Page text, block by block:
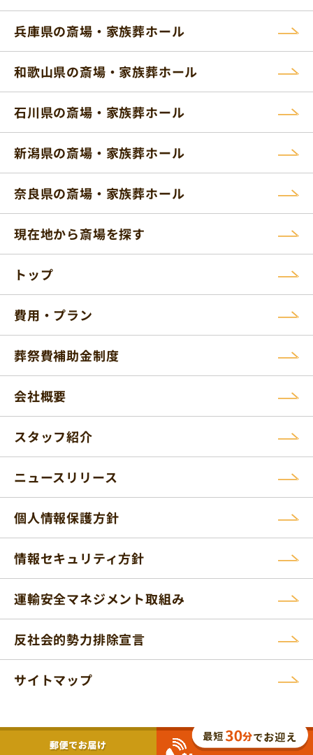
兵庫県の斎場・家族葬ホール
和歌山県の斎場・家族葬ホール
石川県の斎場・家族葬ホール
新潟県の斎場・家族葬ホール
奈良県の斎場・家族葬ホール
現在地から斎場を探す
トップ
費用・プラン
葬祭費補助金制度
会社概要
スタッフ紹介
ニュースリリース
個人情報保護方針
情報セキュリティ方針
運輸安全マネジメント取組み
反社会的勢力排除宣言
サイトマップ